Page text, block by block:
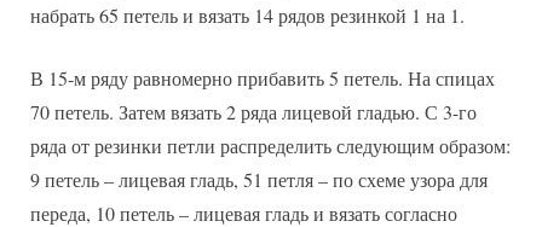
набрать 65 петель и вязать 14 рядов резинкой 1 на 1.
В 15-м ряду равномерно прибавить 5 петель. На спицах
70 петель. Затем вязать 2 ряда лицевой гладью. С 3-го
ряда от резинки петли распределить следующим образом:
9 петель – лицевая гладь, 51 петля – по схеме узора для
переда, 10 петель – лицевая гладь и вязать согласно